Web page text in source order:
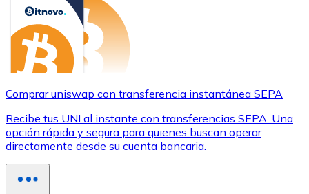
Comprar uniswap con transferencia instantánea SEPA
Recibe tus UNI al instante con transferencias SEPA. Una
opción rápida y segura para quienes buscan operar
directamente desde su cuenta bancaria.